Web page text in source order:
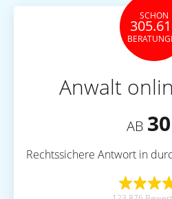
SCHON
Anwalt
AB 30
Rechtssichere Antwort in